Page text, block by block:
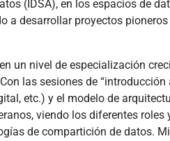
(IDSA), en los espacios de
a desarrollar proyectos
un nivel de especialización
las sesiones de
etc.) y el modelo de
viendo los diferentes
de compartición de datos.